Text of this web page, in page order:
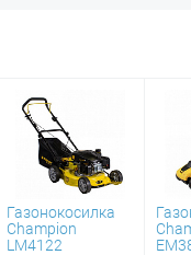
Газонокосилка
Champion
LM4122